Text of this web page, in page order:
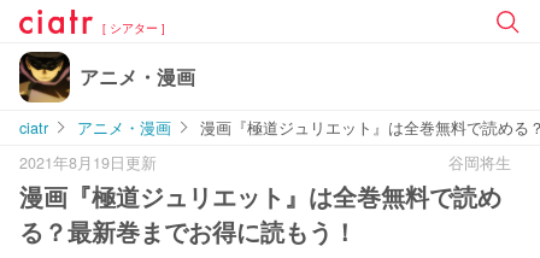
[ シアター ]
アニメ・漫画
ciatr アニメ・漫画
漫画『極道ジュリエット』は全巻無料で読める
2021年8月19日更新
谷岡将生
漫画『極道ジュリエット』は全巻無料で読め
る？最新巻までお得に読もう！